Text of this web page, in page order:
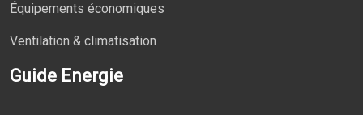
Équipements économiques
Ventilation & climatisation
Guide Energie